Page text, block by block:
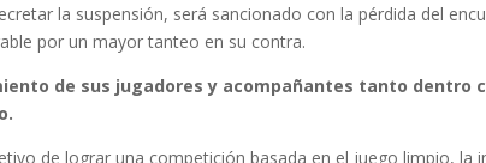
la suspensión, será sancionado con la pérdida del
por un mayor tanteo en su contra.
de sus jugadores y acompañantes tanto dentro
de lograr una competición basada en el juego limpio, la